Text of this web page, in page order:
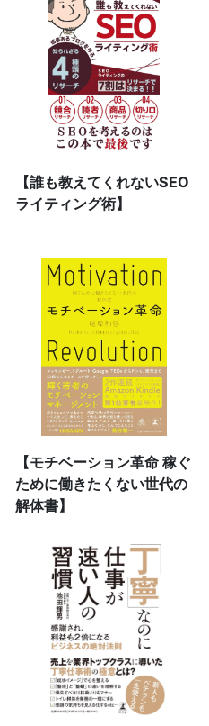
【誰も教えてくれないSEO
ライティング術】
【モチベーション革命 稼ぐ
ために働きたくない世代の
解体書】